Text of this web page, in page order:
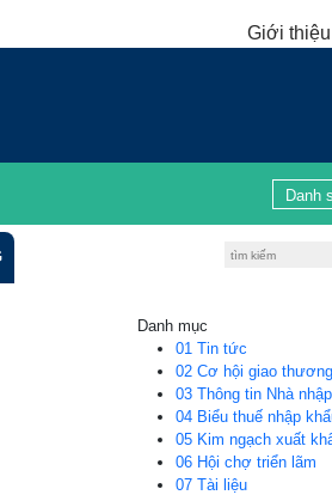
Giới thiệu
Danh
Danh mục
01 Tin tức
02 Cơ hội giao thương
03 Thông tin Nhà
04 Biểu thuế nhập
05 Kim ngạch xuất
06 Hội chợ triển lãm
07 Tài liệu